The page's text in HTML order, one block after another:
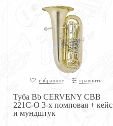
избранное сравнить
Туба Bb CERVENY CBB
221C-O 3-х помповая + кейс
и мундштук